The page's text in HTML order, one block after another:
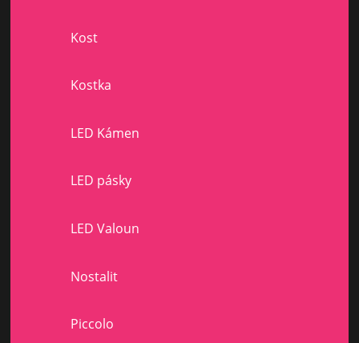
Kost
Kostka
LED Kámen
LED pásky
LED Valoun
Nostalit
Piccolo